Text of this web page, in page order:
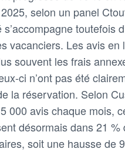
selon un panel
s’accompagne toutefois
vacanciers. Les avis en
souvent les frais
ci n’ont pas été
la réservation. Selon
000 avis chaque mois,
désormais dans 21 %
soit une hausse de